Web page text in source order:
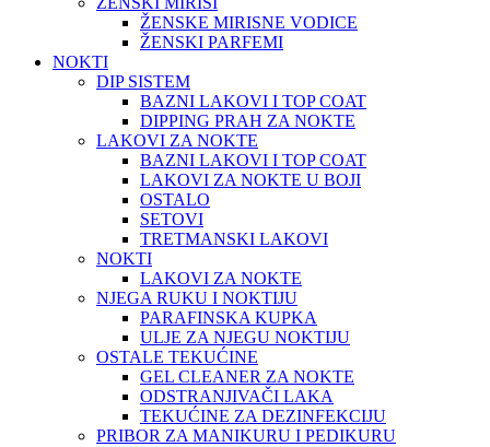
ŽENSKE MIRISNE VODICE
ŽENSKI PARFEMI
NOKTI
DIP SISTEM
BAZNI LAKOVI I TOP COAT
DIPPING PRAH ZA NOKTE
LAKOVI ZA NOKTE
BAZNI LAKOVI I TOP COAT
LAKOVI ZA NOKTE U BOJI
OSTALO
SETOVI
TRETMANSKI LAKOVI
NOKTI
LAKOVI ZA NOKTE
NJEGA RUKU I NOKTIJU
PARAFINSKA KUPKA
ULJE ZA NJEGU NOKTIJU
OSTALE TEKUĆINE
GEL CLEANER ZA NOKTE
ODSTRANJIVAČI LAKA
TEKUĆINE ZA DEZINFEKCIJU
PRIBOR ZA MANIKURU I PEDIKURU